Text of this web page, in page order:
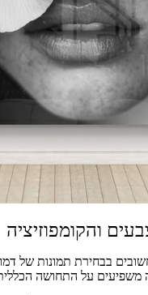
והקומפוזיציה
בבחירת תמונות של
משפיעים על התחושה